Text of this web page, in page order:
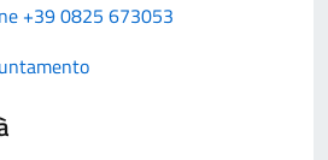
+39 0825 673053